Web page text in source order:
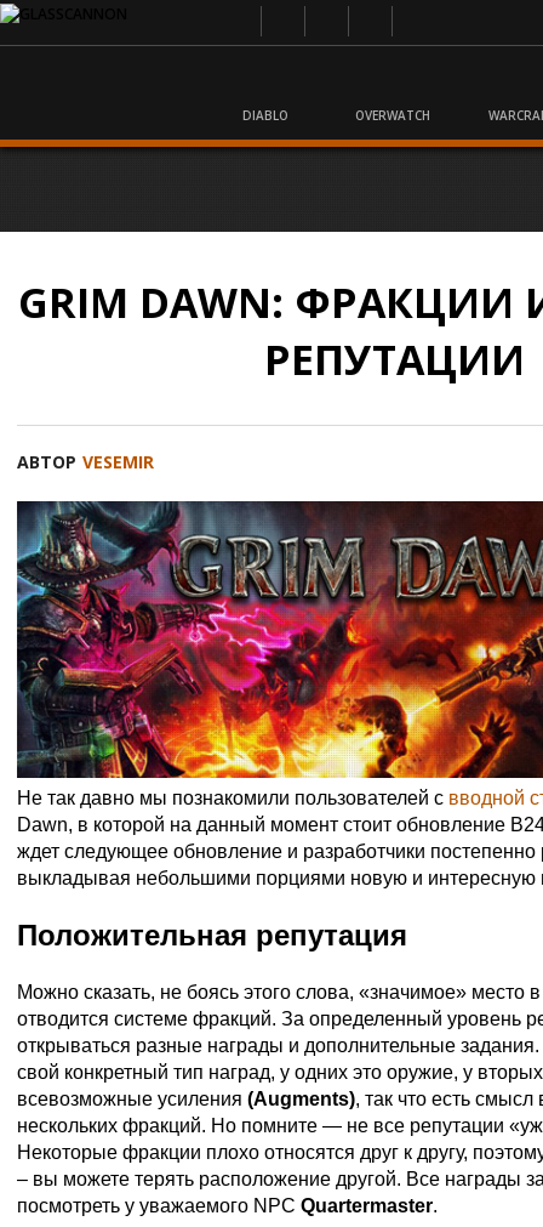
DIABLO OVERWATCH
GRIM DAWN: ФРАКЦИИ
РЕПУТАЦИИ
АВТОР VESEMIR
Не так давно мы познакомили пользователей с вводной
Dawn, в которой на данный момент стоит обновление
ждет следующее обновление и разработчики
выкладывая небольшими порциями новую и
Положительная репутация
Можно сказать, не боясь этого слова, «значимое» место
отводится системе фракций. За определенный уровень
открываться разные награды и дополнительные
свой конкретный тип наград, у одних это оружие, у
всевозможные усиления (Augments), так что есть
нескольких фракций. Но помните — не все репутации
Некоторые фракции плохо относятся друг к другу,
– вы можете терять расположение другой. Все награды
посмотреть у уважаемого NPC Quartermaster.